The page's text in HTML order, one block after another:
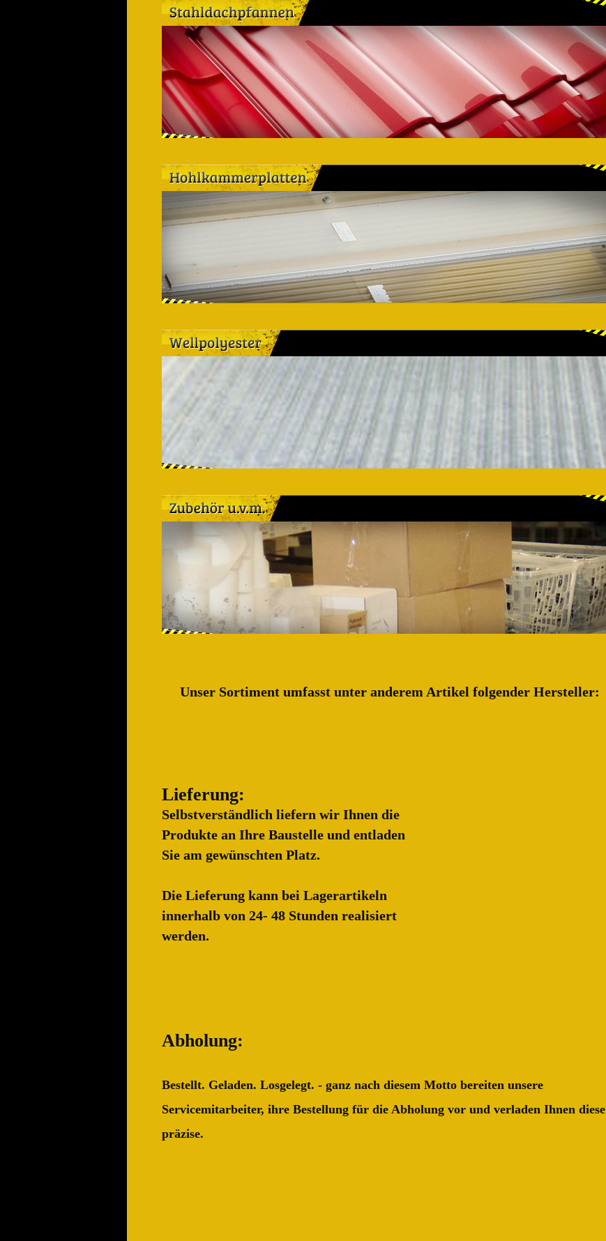
Unser Sortiment umfasst unter anderem Artikel folgender Hersteller:
Lieferung:
Selbstverständlich liefern wir Ihnen die
Produkte an Ihre Baustelle und entladen
Sie am gewünschten Platz.
Die Lieferung kann bei Lagerartikeln
innerhalb von 24- 48 Stunden realisiert
werden.
Abholung:
Bestellt. Geladen. Losgelegt. - ganz nach diesem Motto bereiten unsere
Servicemitarbeiter, ihre Bestellung für die Abholung vor und verladen Ihnen diese
präzise.